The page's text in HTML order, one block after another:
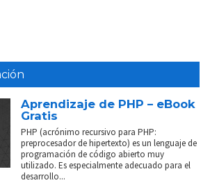
Aprendizaje de PHP – eBook
Gratis
PHP (acrónimo recursivo para PHP:
preprocesador de hipertexto) es un lenguaje de
programación de código abierto muy
utilizado. Es especialmente adecuado para el
desarrollo...